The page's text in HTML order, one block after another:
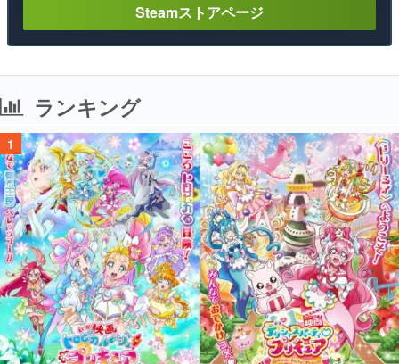
Steamストアページ
ランキング
1